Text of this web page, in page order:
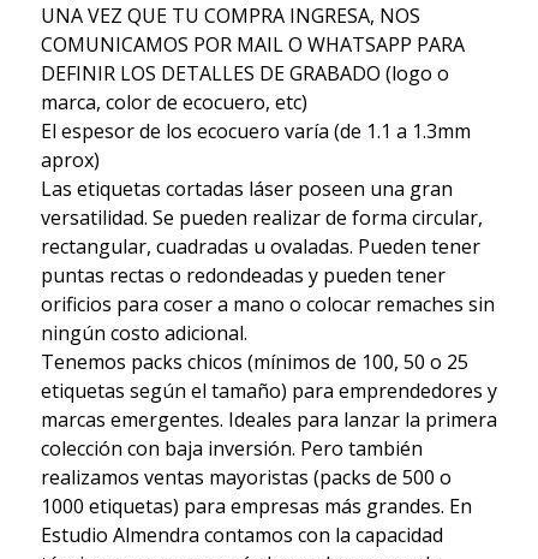
UNA VEZ QUE TU COMPRA INGRESA, NOS
COMUNICAMOS POR MAIL O WHATSAPP PARA
DEFINIR LOS DETALLES DE GRABADO (logo o
marca, color de ecocuero, etc)
El espesor de los ecocuero varía (de 1.1 a 1.3mm
aprox)
Las etiquetas cortadas láser poseen una gran
versatilidad. Se pueden realizar de forma circular,
rectangular, cuadradas u ovaladas. Pueden tener
puntas rectas o redondeadas y pueden tener
orificios para coser a mano o colocar remaches sin
ningún costo adicional.
Tenemos packs chicos (mínimos de 100, 50 o 25
etiquetas según el tamaño) para emprendedores y
marcas emergentes. Ideales para lanzar la primera
colección con baja inversión. Pero también
realizamos ventas mayoristas (packs de 500 o
1000 etiquetas) para empresas más grandes. En
Estudio Almendra contamos con la capacidad